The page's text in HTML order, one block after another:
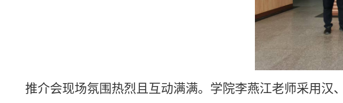
推介会现场氛围热烈且互动满满。学院李燕江老师采用汉